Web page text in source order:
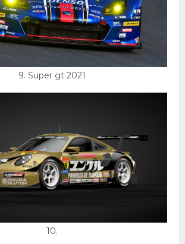
9. Super gt 2021
10.